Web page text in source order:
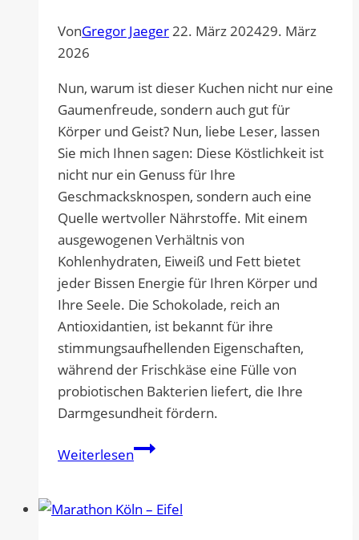
VonGregor Jaeger22. März 202429. März
2026
Nun, warum ist dieser Kuchen nicht nur eine
Gaumenfreude, sondern auch gut für
Körper und Geist? Nun, liebe Leser, lassen
Sie mich Ihnen sagen: Diese Köstlichkeit ist
nicht nur ein Genuss für Ihre
Geschmacksknospen, sondern auch eine
Quelle wertvoller Nährstoffe. Mit einem
ausgewogenen Verhältnis von
Kohlenhydraten, Eiweiß und Fett bietet
jeder Bissen Energie für Ihren Körper und
Ihre Seele. Die Schokolade, reich an
Antioxidantien, ist bekannt für ihre
stimmungsaufhellenden Eigenschaften,
während der Frischkäse eine Fülle von
probiotischen Bakterien liefert, die Ihre
Darmgesundheit fördern.
WeiterlesenSchokoladen-